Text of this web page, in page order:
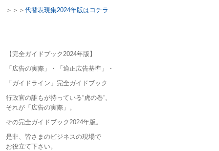
＞＞＞ 代替表現集2024年版はコチラ
【完全ガイドブック2024年版】
「広告の実際」・「適正広告基準」・
「ガイドライン」完全ガイドブック
行政官の誰もが持っている“虎の巻”。
それが「広告の実際」。
その完全ガイドブック2024年版。
是非、皆さまのビジネスの現場で
お役立て下さい。